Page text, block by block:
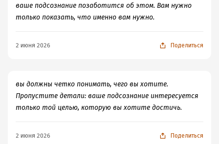
ваше подсознание позаботится об этом. Вам нужно
только показать, что именно вам нужно.
2 июня 2026 Поделиться
вы должны четко понимать, чего вы хотите.
Пропустите детали: ваше подсознание интересуется
только той целью, которую вы хотите достичь.
2 июня 2026 Поделиться